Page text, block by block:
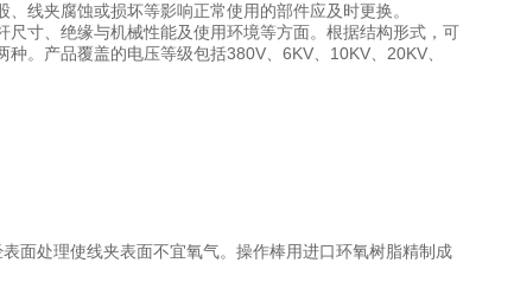
线夹腐蚀或损坏等影响正常使用的部件应及时更换。
寸、绝缘与机械性能及使用环境等方面。根据结构形式，可
。产品覆盖的电压等级包括380V、6KV、10KV、20KV、
面处理使线夹表面不宜氧气。操作棒用进口环氧树脂精制成